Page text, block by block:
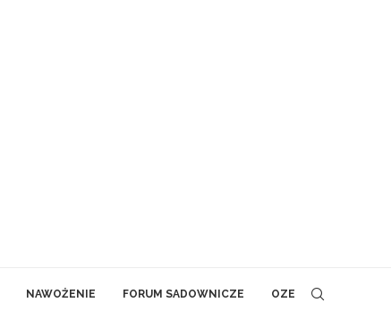
NAWOŻENIE FORUM SADOWNICZE OZE